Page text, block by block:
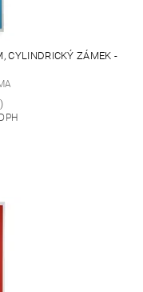
CYLINDRICKÝ ZÁMEK -